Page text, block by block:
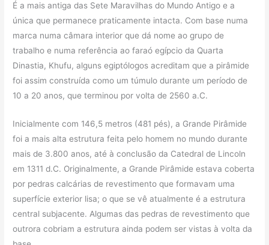
É a mais antiga das Sete Maravilhas do Mundo Antigo e a
única que permanece praticamente intacta. Com base numa
marca numa câmara interior que dá nome ao grupo de
trabalho e numa referência ao faraó egípcio da Quarta
Dinastia, Khufu, alguns egiptólogos acreditam que a pirâmide
foi assim construída como um túmulo durante um período de
10 a 20 anos, que terminou por volta de 2560 a.C.
Inicialmente com 146,5 metros (481 pés), a Grande Pirâmide
foi a mais alta estrutura feita pelo homem no mundo durante
mais de 3.800 anos, até à conclusão da Catedral de Lincoln
em 1311 d.C. Originalmente, a Grande Pirâmide estava coberta
por pedras calcárias de revestimento que formavam uma
superfície exterior lisa; o que se vê atualmente é a estrutura
central subjacente. Algumas das pedras de revestimento que
outrora cobriam a estrutura ainda podem ser vistas à volta da